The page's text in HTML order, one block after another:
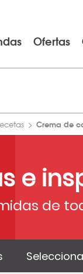
Ofertas
Crema de
e
de